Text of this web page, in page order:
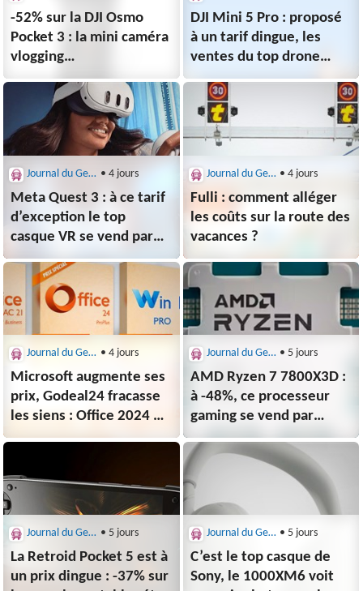
-52% sur la DJI Osmo
Pocket 3 : la mini caméra
vlogging
devient incontournable
DJI Mini 5 Pro : proposé
à un tarif dingue, les
ventes du top drone
2026 s’envolent 🚀
Journal du Geek : Bons Plans • 4 jours
Meta Quest 3 : à ce tarif
d’exception le top
casque VR se vend par
palettes entières
Journal du Geek : Bons Plans • 4 jours
Fulli : comment alléger
les coûts sur la route des
vacances ?
Journal du Geek : Bons Plans • 4 jours
Microsoft augmente ses
prix, Godeal24 fracasse
les siens : Office 2024 et
Windows 11 Pro à vie
Journal du Geek : Bons Plans • 5 jours
AMD Ryzen 7 7800X3D :
à -48%, ce processeur
gaming se vend par
palettes ⚡️
Journal du Geek : Bons Plans • 5 jours
La Retroid Pocket 5 est à
un prix dingue : -37% sur
Journal du Geek : Bons Plans • 5 jours
C’est le top casque de
Sony, le 1000XM6 voit